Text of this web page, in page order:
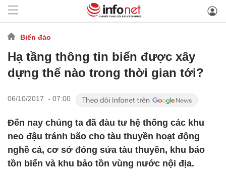
Biển đảo
Hạ tầng thông tin biển được xây
dựng thế nào trong thời gian tới?
06/10/2017 - 07:00
Đến nay chúng ta đã đàu tư hệ thống các khu
neo đậu tránh bão cho tàu thuyền hoạt động
nghề cá, cơ sở đóng sửa tàu thuyền, khu bảo
tồn biển và khu bảo tồn vùng nước nội địa.